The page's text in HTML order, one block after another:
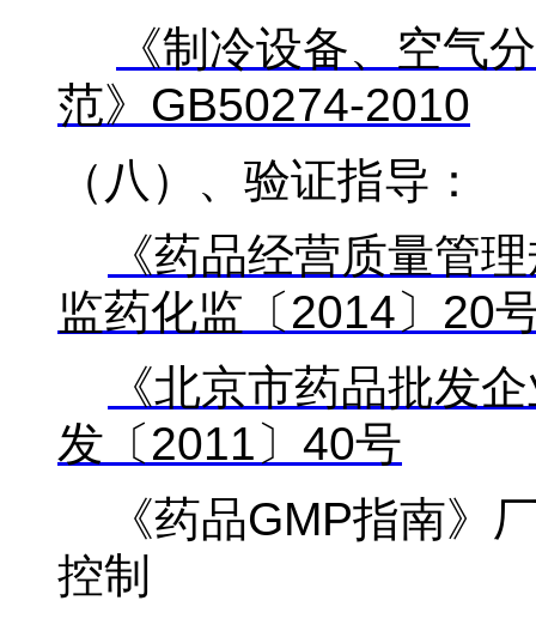
《制冷设备、空气
范》GB50274-2010
（八）、验证指导：
《药品经营质量管
监药化监〔2014〕20
《北京市药品批发
发〔2011〕40号
《药品GMP指南
控制